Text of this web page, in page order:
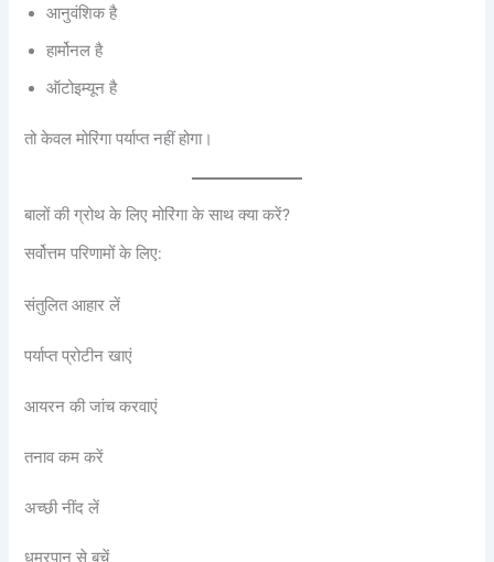
आनुवंशिक है
हार्मोनल है
ऑटोइम्यून है
तो केवल मोरिंगा पर्याप्त नहीं होगा।
बालों की ग्रोथ के लिए मोरिंगा के साथ क्या करें?
सर्वोत्तम परिणामों के लिए:
संतुलित आहार लें
पर्याप्त प्रोटीन खाएं
आयरन की जांच करवाएं
तनाव कम करें
अच्छी नींद लें
धूम्रपान से बचें